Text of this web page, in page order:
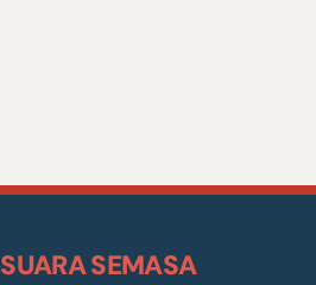
SUARA SEMASA